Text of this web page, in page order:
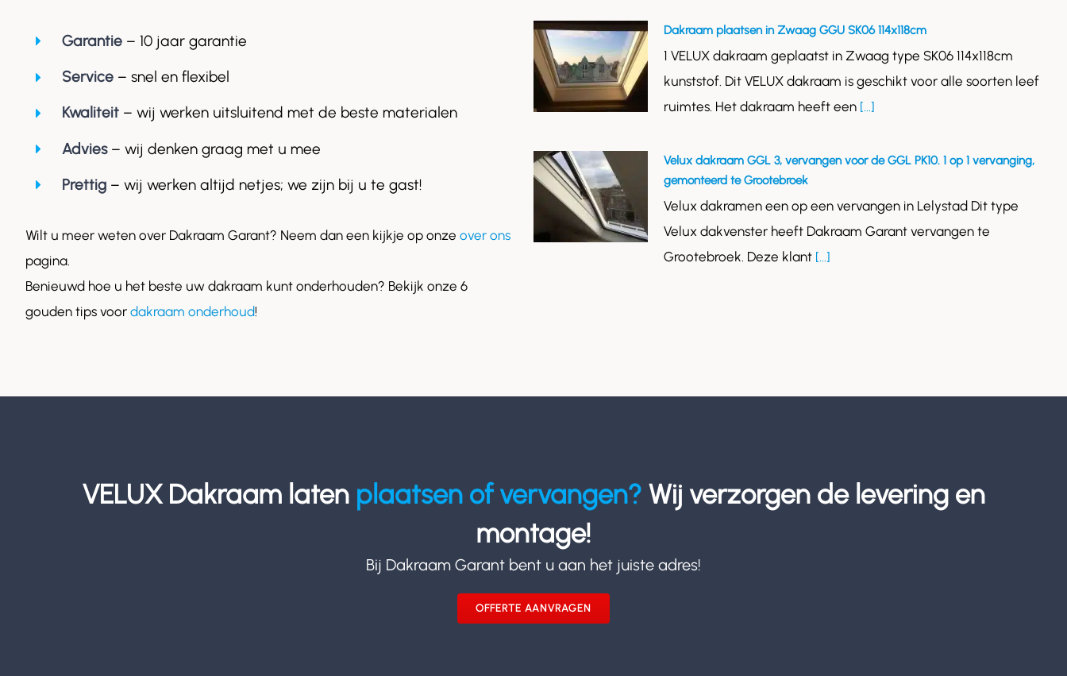
Garantie– 10 jaar garantie
Service – snel en flexibel
Kwaliteit– wij werken uitsluitend met de beste materialen
Advies– wij denken graag met u mee
Prettig– wij werken altijd netjes; we zijn bij u te gast!
Wilt u meer weten over Dakraam Garant? Neem dan een kijkje op onze over ons
pagina.
Benieuwd hoe u het beste uw dakraam kunt onderhouden? Bekijk onze 6
gouden tips voor dakraam onderhoud!
Dakraam plaatsen in Zwaag GGU SK06 114x118cm
1 VELUX dakraam geplaatst in Zwaag type SK06 114x118cm
kunststof. Dit VELUX dakraam is geschikt voor alle soorten leef
ruimtes. Het dakraam heeft een [...]
Velux dakraam GGL 3, vervangen voor de GGL PK10. 1 op 1 vervanging,
gemonteerd te Grootebroek
Velux dakramen een op een vervangen in Lelystad Dit type
Velux dakvenster heeft Dakraam Garant vervangen te
Grootebroek. Deze klant [...]
VELUX Dakraam laten plaatsen of vervangen? Wij verzorgen de levering en
montage!
Bij Dakraam Garant bent u aan het juiste adres!
OFFERTE AANVRAGEN